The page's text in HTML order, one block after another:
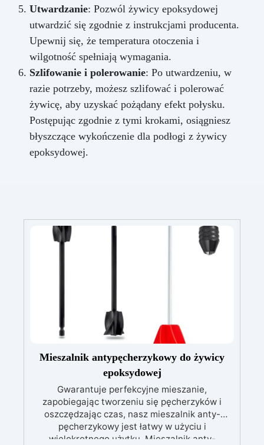
Utwardzanie: Pozwól żywicy epoksydowej
utwardzić się zgodnie z instrukcjami producenta.
Upewnij się, że temperatura otoczenia i
wilgotność spełniają wymagania.
Szlifowanie i polerowanie: Po utwardzeniu, w
razie potrzeby, możesz szlifować i polerować
żywicę, aby uzyskać pożądany efekt połysku.
Postępując zgodnie z tymi krokami, osiągniesz
błyszczące wykończenie dla podłogi z żywicy
epoksydowej.
Mieszalnik antypęcherzykowy do żywicy
epoksydowej
Gwarantuje perfekcyjne mieszanie,
zapobiegając tworzeniu się pęcherzyków i
oszczędzając czas, nasz mieszalnik anty-
pęcherzykowy jest łatwy w użyciu i
wielokrotnego użytku. Mieszalnik anty-